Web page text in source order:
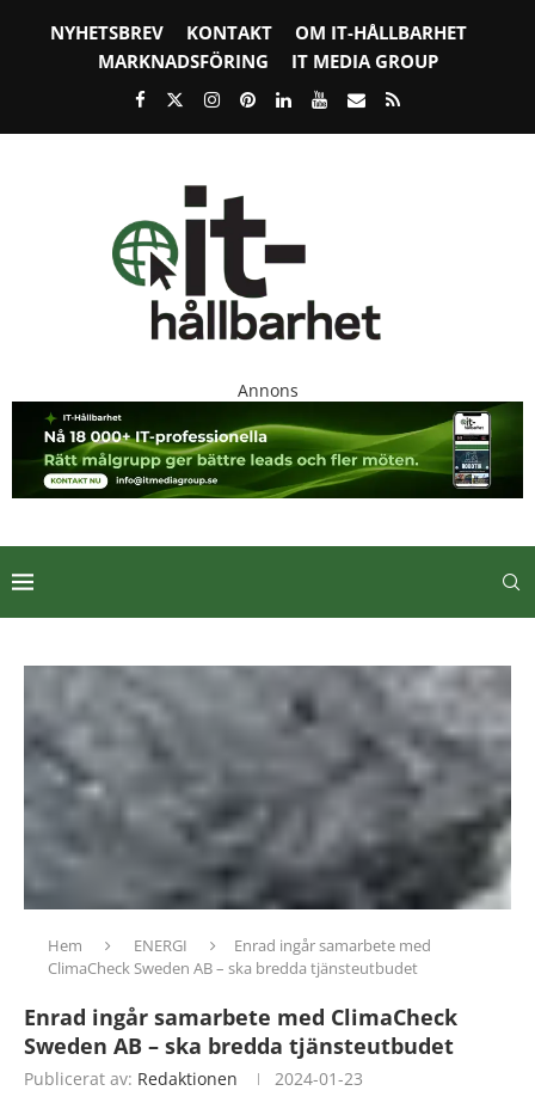
NYHETSBREV KONTAKT
OM IT-HÅLLBARHET
MARKNADSFÖRING
IT MEDIA GROUP
Annons
Hem ENERGI
Enrad ingår samarbete med
ClimaCheck Sweden AB – ska bredda tjänsteutbudet
Enrad ingår samarbete med ClimaCheck
Sweden AB – ska bredda tjänsteutbudet
Publicerat av: Redaktionen 2024-01-23